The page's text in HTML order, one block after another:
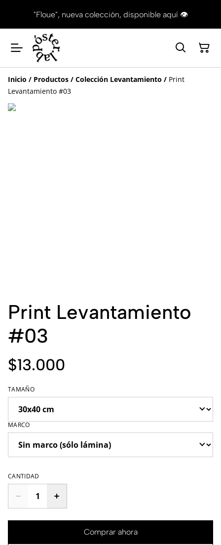
"Floue", nueva colección, disponible aquí 👁
Inicio / Productos / Colección Levantamiento / Print
Levantamiento #03
Print Levantamiento
#03
$13.000
TAMAÑO
MARCO
CANTIDAD
Comprar ahora